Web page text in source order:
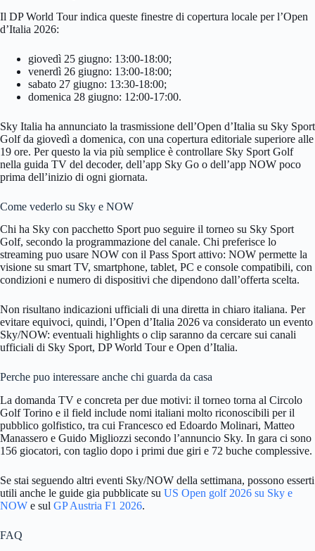
Il DP World Tour indica queste finestre di copertura locale per l’Open
d’Italia 2026:
giovedì 25 giugno: 13:00-18:00;
venerdì 26 giugno: 13:00-18:00;
sabato 27 giugno: 13:30-18:00;
domenica 28 giugno: 12:00-17:00.
Sky Italia ha annunciato la trasmissione dell’Open d’Italia su Sky Sport
Golf da giovedì a domenica, con una copertura editoriale superiore alle
19 ore. Per questo la via più semplice è controllare Sky Sport Golf
nella guida TV del decoder, dell’app Sky Go o dell’app NOW poco
prima dell’inizio di ogni giornata.
Come vederlo su Sky e NOW
Chi ha Sky con pacchetto Sport puo seguire il torneo su Sky Sport
Golf, secondo la programmazione del canale. Chi preferisce lo
streaming puo usare NOW con il Pass Sport attivo: NOW permette la
visione su smart TV, smartphone, tablet, PC e console compatibili, con
condizioni e numero di dispositivi che dipendono dall’offerta scelta.
Non risultano indicazioni ufficiali di una diretta in chiaro italiana. Per
evitare equivoci, quindi, l’Open d’Italia 2026 va considerato un evento
Sky/NOW: eventuali highlights o clip saranno da cercare sui canali
ufficiali di Sky Sport, DP World Tour e Open d’Italia.
Perche puo interessare anche chi guarda da casa
La domanda TV e concreta per due motivi: il torneo torna al Circolo
Golf Torino e il field include nomi italiani molto riconoscibili per il
pubblico golfistico, tra cui Francesco ed Edoardo Molinari, Matteo
Manassero e Guido Migliozzi secondo l’annuncio Sky. In gara ci sono
156 giocatori, con taglio dopo i primi due giri e 72 buche complessive.
Se stai seguendo altri eventi Sky/NOW della settimana, possono esserti
utili anche le guide gia pubblicate su US Open golf 2026 su Sky e
NOW e sul GP Austria F1 2026.
FAQ